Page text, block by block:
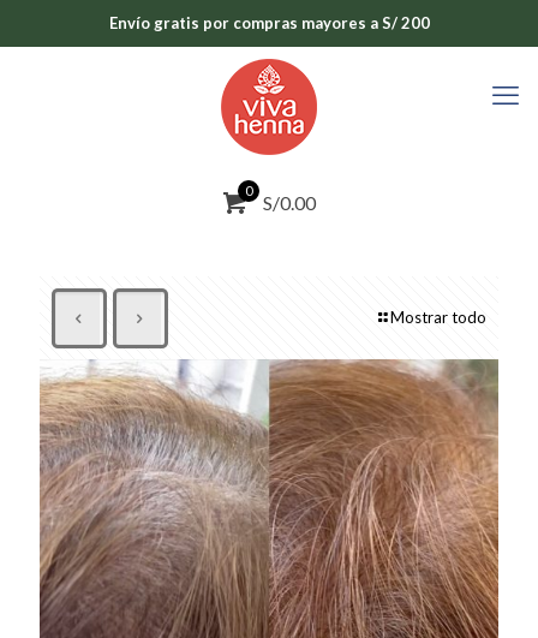
Envío gratis por compras mayores a S/ 200
0
S/0.00
Mostrar todo